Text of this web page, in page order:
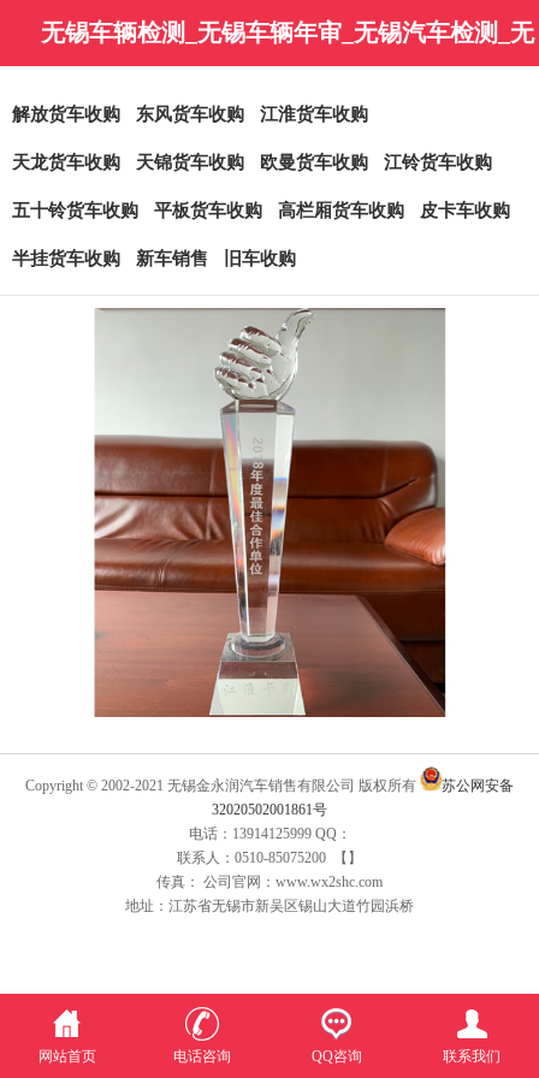
无锡车辆检测_无锡车辆年审_无锡汽车检测_无
锡车辆年检-无锡金永润汽车销售有限公司
解放货车收购 东风货车收购 江淮货车收购
天龙货车收购 天锦货车收购 欧曼货车收购 江铃货车收购
五十铃货车收购 平板货车收购 高栏厢货车收购 皮卡车收购
半挂货车收购 新车销售 旧车收购
Copyright © 2002-2021 无锡金永润汽车销售有限公司 版权所有
苏公网安备
32020502001861号
电话：13914125999 QQ：
联系人：0510-85075200 【】
传真： 公司官网：www.wx2shc.com
地址：江苏省无锡市新吴区锡山大道竹园浜桥
网站首页 电话咨询 QQ咨询 联系我们